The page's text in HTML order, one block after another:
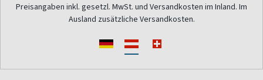
Preisangaben inkl. gesetzl. MwSt. und Versandkosten im Inland. Im
Ausland zusätzliche Versandkosten.